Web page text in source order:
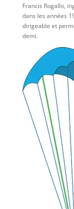
Francis Rogallo,
dans les années
dirigeable et
demi.